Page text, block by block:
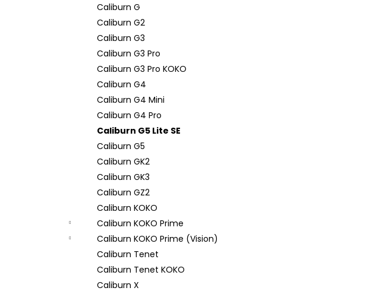
Caliburn G
Caliburn G2
Caliburn G3
Caliburn G3 Pro
Caliburn G3 Pro KOKO
Caliburn G4
Caliburn G4 Mini
Caliburn G4 Pro
Caliburn G5 Lite SE
Caliburn G5
Caliburn GK2
Caliburn GK3
Caliburn GZ2
Caliburn KOKO
Caliburn KOKO Prime
Caliburn KOKO Prime (Vision)
Caliburn Tenet
Caliburn Tenet KOKO
Caliburn X